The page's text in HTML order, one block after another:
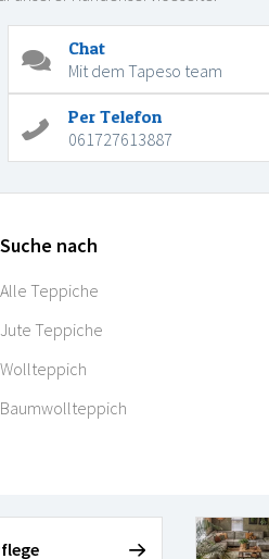
Chat
Mit dem Tapeso team
Per Telefon
061727613887
Suche nach
Alle Teppiche
Jute Teppiche
Wollteppich
Baumwollteppich